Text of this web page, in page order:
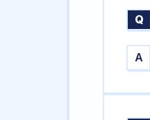
Q
A